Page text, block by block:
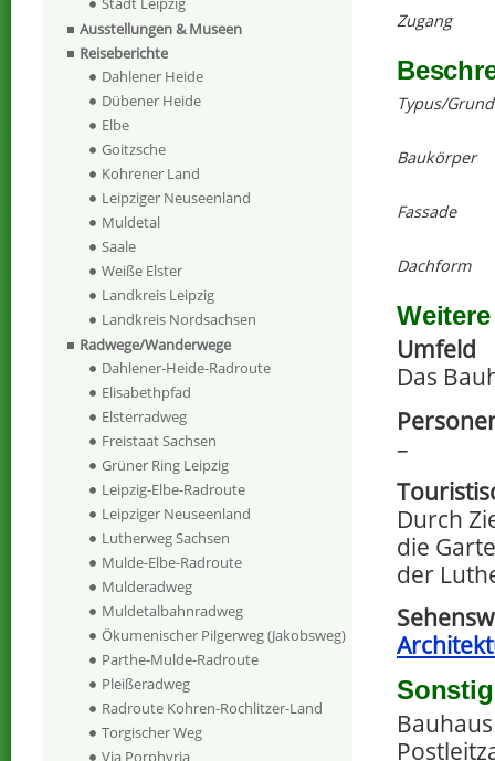
Zugang
Typus/
Baukörper
Fassade
Dachform
Umfeld
Das
–
Durch
die
der
Ausstellungen & Museen
Reiseberichte
Dahlener Heide
Dübener Heide
Elbe
Goitzsche
Kohrener Land
Leipziger Neuseenland
Muldetal
Saale
Weiße Elster
Landkreis Leipzig
Landkreis Nordsachsen
Radwege/Wanderwege
Dahlener-Heide-Radroute
Elisabethpfad
Elsterradweg
Freistaat Sachsen
Grüner Ring Leipzig
Leipzig-Elbe-Radroute
Leipziger Neuseenland
Lutherweg Sachsen
Mulde-Elbe-Radroute
Mulderadweg
Muldetalbahnradweg
Ökumenischer Pilgerweg (Jakobsweg)
Parthe-Mulde-Radroute
Pleißeradweg
Radroute Kohren-Rochlitzer-Land
Torgischer Weg
Via Porphyria